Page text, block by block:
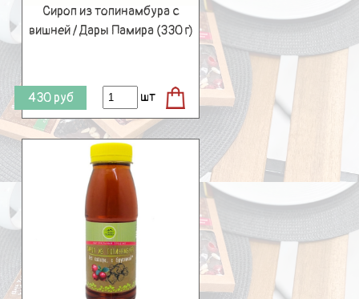
Сироп из топинамбура с
вишней / Дары Памира (330 г)
430 руб шт